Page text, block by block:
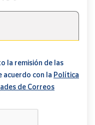
la remisión de las
acuerdo con la Política
de Correos